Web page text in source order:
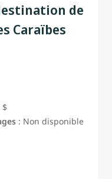
de
Caraïbes
$
: Non disponible